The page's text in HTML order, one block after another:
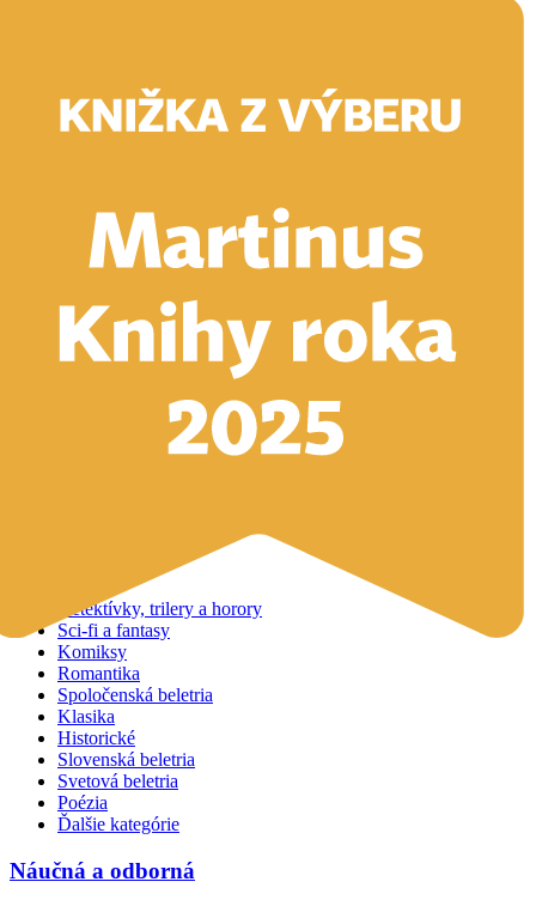
Vyhľadávanie
Vyhľadávanie
Detektívky, trilery a horory
Sci-fi a fantasy
Komiksy
Romantika
Spoločenská beletria
Klasika
Historické
Slovenská beletria
Svetová beletria
Poézia
Ďalšie kategórie
Náučná a odborná